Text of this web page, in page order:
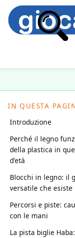
IN QUESTA
Introduzione
Perché il legno
della plastica in
d'età
Blocchi in legno: il
versatile che esiste
Percorsi e piste:
con le mani
La pista biglie